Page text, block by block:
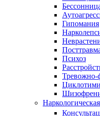
Гипомания
Психоз
Тревожно-